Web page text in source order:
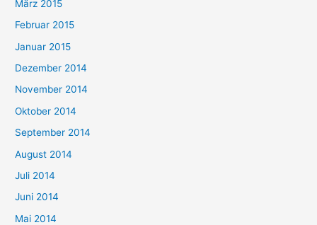
März 2015
Februar 2015
Januar 2015
Dezember 2014
November 2014
Oktober 2014
September 2014
August 2014
Juli 2014
Juni 2014
Mai 2014